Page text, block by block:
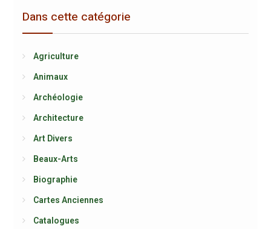
Dans cette catégorie
Agriculture
Animaux
Archéologie
Architecture
Art Divers
Beaux-Arts
Biographie
Cartes Anciennes
Catalogues